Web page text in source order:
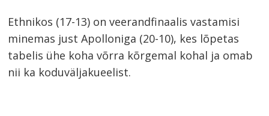
Ethnikos (17-13) on veerandfinaalis vastamisi
minemas just Apolloniga (20-10), kes lõpetas
tabelis ühe koha võrra kõrgemal kohal ja omab
nii ka koduväljakueelist.